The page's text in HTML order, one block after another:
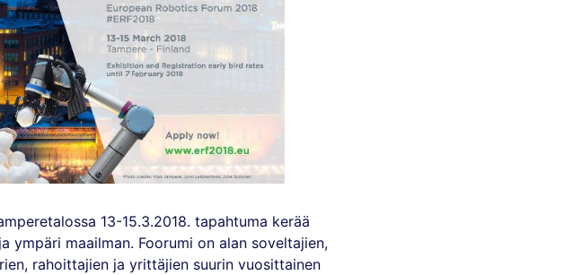
13-15.3.2018. tapahtuma kerää
maailman. Foorumi on alan soveltajien,
rahoittajien ja yrittäjien suurin vuosittainen